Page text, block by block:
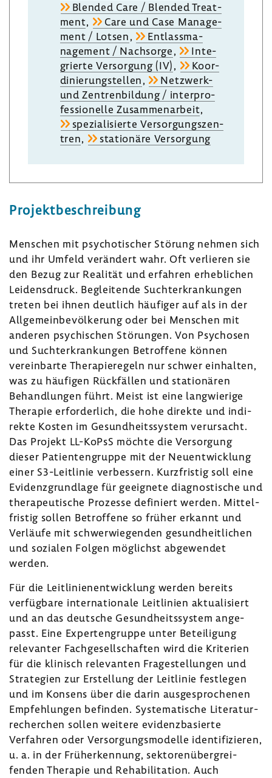
Blended Care / Blended Treat­
ment,
Care und Case Manage­
ment / Lotsen,
Entlass­ma­
nage­ment / Nach­sorge,
Inte­
grierte Versor­gung (IV),
Koor­
di­nie­rungstellen,
Netzwerk-​
und Zentren­bil­dung / inter­pro­
fes­sio­nelle Zusam­men­ar­beit,
spezia­li­sierte Versor­gungs­zen­
tren, statio­näre Versor­gung
Projekt­be­schrei­bung
Menschen mit psycho­ti­scher Störung nehmen sich
und ihr Umfeld verän­dert wahr. Oft verlieren sie
den Bezug zur Realität und erfahren erheb­li­chen
Leidens­druck. Beglei­tende Sucht­er­kran­kungen
treten bei ihnen deut­lich häufiger auf als in der
Allge­mein­be­völ­ke­rung oder bei Menschen mit
anderen psychi­schen Störungen. Von Psychosen
und Sucht­er­kran­kungen Betrof­fene können
verein­barte Thera­pie­re­geln nur schwer einhalten,
was zu häufigen Rück­fällen und statio­nären
Behand­lungen führt. Meist ist eine lang­wie­rige
Therapie erfor­der­lich, die hohe direkte und indi­
rekte Kosten im Gesund­heits­system verur­sacht.
Das Projekt LL-​KoPsS möchte die Versor­gung
dieser Pati­en­ten­gruppe mit der Neuent­wick­lung
einer S3-​Leitlinie verbes­sern. Kurz­fristig soll eine
Evidenz­grund­lage für geeig­nete diagnos­ti­sche und
thera­peu­ti­sche Prozesse defi­niert werden. Mittel­
fristig sollen Betrof­fene so früher erkannt und
Verläufe mit schwer­wie­genden gesund­heit­li­chen
und sozialen Folgen möglichst abge­wendet
werden.
Für die Leit­li­ni­en­ent­wick­lung werden bereits
verfüg­bare inter­na­tio­nale Leit­li­nien aktua­li­siert
und an das deut­sche Gesund­heits­system ange­
passt. Eine Exper­ten­gruppe unter Betei­li­gung
rele­vanter Fach­ge­sell­schaften wird die Krite­rien
für die klinisch rele­vanten Frage­stel­lungen und
Stra­te­gien zur Erstel­lung der Leit­linie fest­legen
und im Konsens über die darin ausge­spro­chenen
Empfeh­lungen befinden. Syste­ma­ti­sche Lite­ra­tur­
re­cher­chen sollen weitere evidenz­ba­sierte
Verfahren oder Versor­gungs­mo­delle iden­ti­fi­zieren,
u. a. in der Früh­erken­nung, sekto­ren­über­grei­
fenden Therapie und Reha­bi­li­ta­tion. Auch